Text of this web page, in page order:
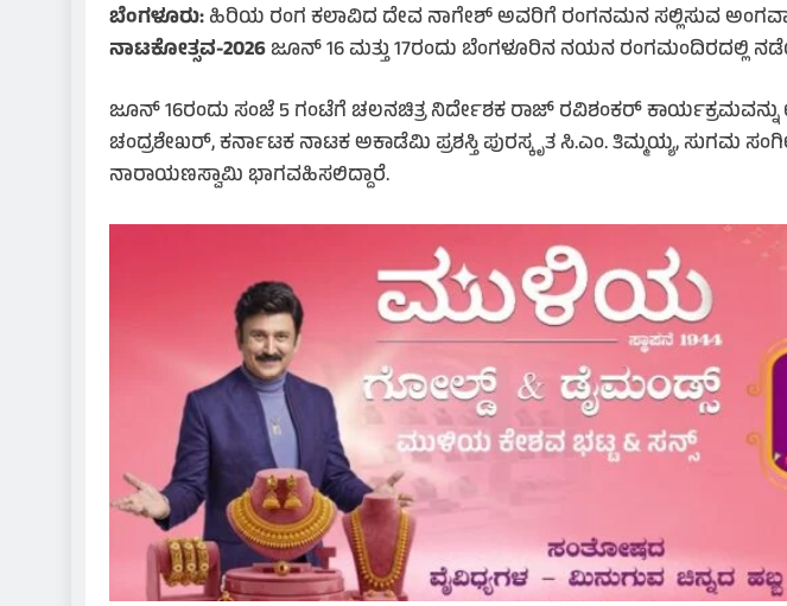
ಬೆಂಗಳೂರು:ಹಿರಿಯ ರಂಗ ಕಲಾವಿದ ದೇವ ನಾಗೇಶ್ ಅವರಿಗೆ ರಂಗನಮನ ಸಲ್ಲಿಸುವ
ನಾಟಕೋತ್ಸವ-2026ಜೂನ್ 16 ಮತ್ತು 17ರಂದು ಬೆಂಗಳೂರಿನ ನಯನ ರಂಗಮಂದಿರದಲ್ಲಿ
ಜೂನ್ 16ರಂದು ಸಂಜೆ 5 ಗಂಟೆಗೆ ಚಲನಚಿತ್ರ ನಿರ್ದೇಶಕ ರಾಜ್ ರವಿಶಂಕರ್ ಕಾರ್ಯಕ್ರಮವನ್ನು
ಚಂದ್ರಶೇಖರ್, ಕರ್ನಾಟಕ ನಾಟಕ ಅಕಾಡೆಮಿ ಪ್ರಶಸ್ತಿ ಪುರಸ್ಕೃತ ಸಿ.ಎಂ. ತಿಮ್ಮಯ್ಯ, ಸುಗಮ
ನಾರಾಯಣಸ್ವಾಮಿ ಭಾಗವಹಿಸಲಿದ್ದಾರೆ.